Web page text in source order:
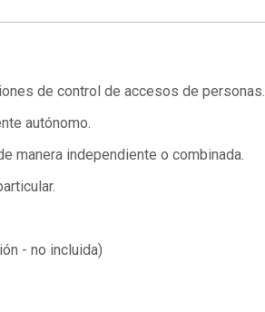
de control de accesos de personas.
autónomo.
manera independiente o combinada.
- no incluida)